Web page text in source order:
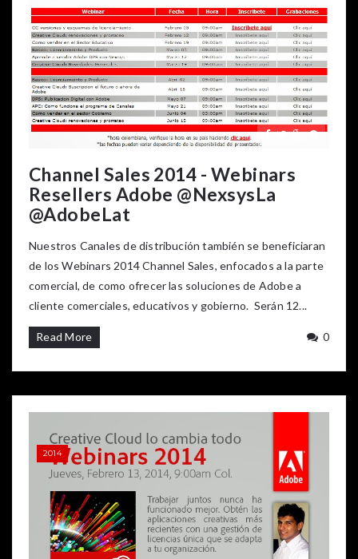
Channel Sales 2014 - Webinars
Resellers Adobe @NexsysLa
@AdobeLat
Nuestros Canales de distribución también se beneficiaran
de los Webinars 2014 Channel Sales, enfocados a la parte
comercial, de como ofrecer las soluciones de Adobe a
cliente comerciales, educativos y gobierno. Serán 12...
Read More 0
2014